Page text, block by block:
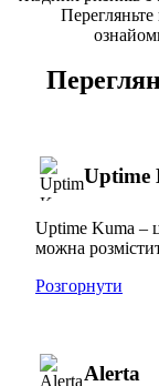
Перегляньте
Uptime
Uptime Kuma –
можна
Розгорнути
Alerta